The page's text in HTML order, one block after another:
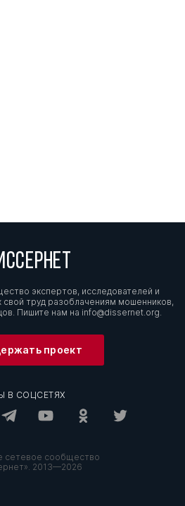
экспертов, исследователей и
труд разоблачениям мошенников,
Пишите нам на info@dissernet.org.
проект
В СОЦСЕТЯХ
сетевое сообщество
2013—2026